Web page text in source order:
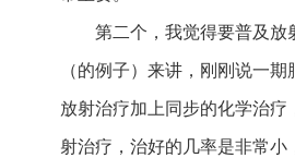
第二个，我觉得要普及放
（的例子）来讲，刚刚说一
放射治疗加上同步的化学治
射治疗，治好的几率是非常